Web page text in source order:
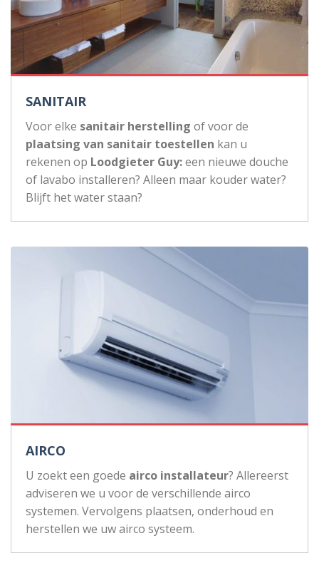
SANITAIR
Voor elke sanitair herstelling of voor de
plaatsing van sanitair toestellen kan u
rekenen op Loodgieter Guy:een nieuwe douche
of lavabo installeren? Alleen maar kouder water?
Blijft het water staan?
AIRCO
U zoekt een goede airco installateur? Allereerst
adviseren we u voor de verschillende airco
systemen. Vervolgens plaatsen, onderhoud en
herstellen we uw airco systeem.